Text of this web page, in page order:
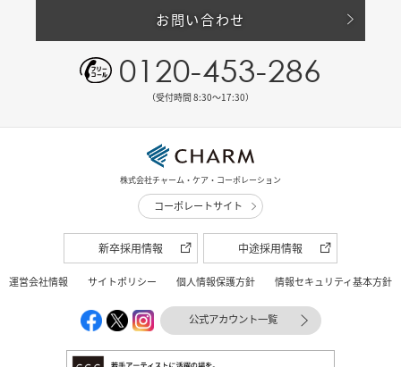
お問い合わせ
0120-453-286
（受付時間 8:30〜17:30）
株式会社チャーム・ケア・コーポレーション
コーポレートサイト
新卒採用情報 中途採用情報
運営会社情報 サイトポリシー 個人情報保護方針 情報セキュリティ基本方針
公式アカウント一覧